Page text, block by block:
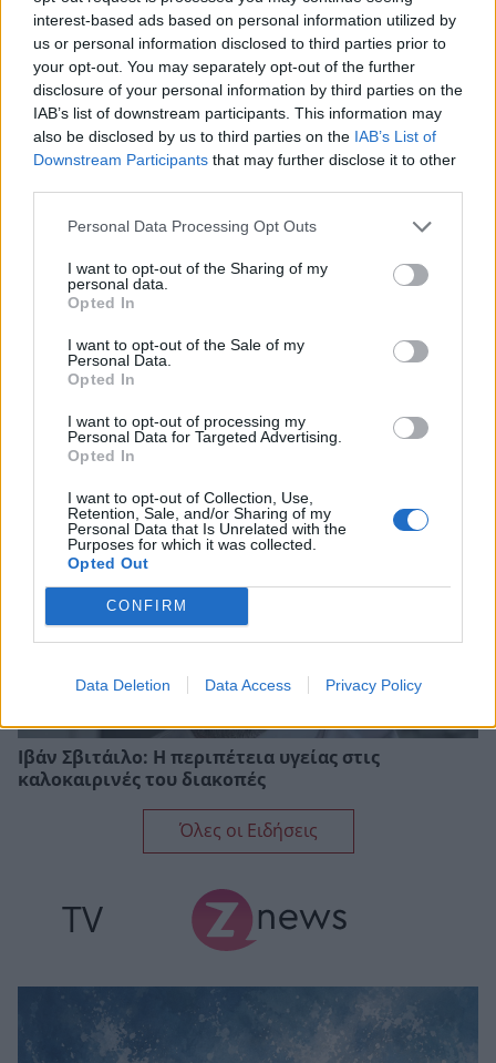
interest-based ads based on personal information utilized by
us or personal information disclosed to third parties prior to
your opt-out. You may separately opt-out of the further
disclosure of your personal information by third parties on the
IAB’s list of downstream participants. This information may
also be disclosed by us to third parties on the IAB’s List of
Downstream Participants that may further disclose it to other
Personal Data Processing Opt Outs
I want to opt-out of the Sharing of my
personal data.
Opted In
I want to opt-out of the Sale of my
Personal Data.
Opted In
I want to opt-out of processing my
Personal Data for Targeted Advertising.
Opted In
I want to opt-out of Collection, Use,
Retention, Sale, and/or Sharing of my
Personal Data that Is Unrelated with the
Purposes for which it was collected.
Opted Out
CONFIRM
Data Deletion Data Access Privacy Policy
Δημήτρης Παπαμιχαήλ: Το συγκινητικό αφιέρωμα
της Finos Film 22 χρόνια μετά τον θάνατό του
Ιωάννα Τούνη: Στο νοσοκομείο βρέθηκε με
φάει»
Ιβάν Σβιτάιλο: Η περιπέτεια υγείας στις
καλοκαιρινές του διακοπές
Όλες οι Ειδήσεις
TV